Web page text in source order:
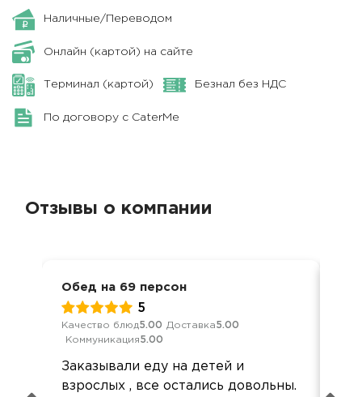
Наличные/Переводом
Онлайн (картой) на сайте
Терминал (картой) Безнал без НДС
По договору с CaterMe
Отзывы о компании
Обед на 69 персон
5
Качество блюд5.00 Доставка5.00
Коммуникация5.00
Заказывали еду на детей и
взрослых , все остались довольны.